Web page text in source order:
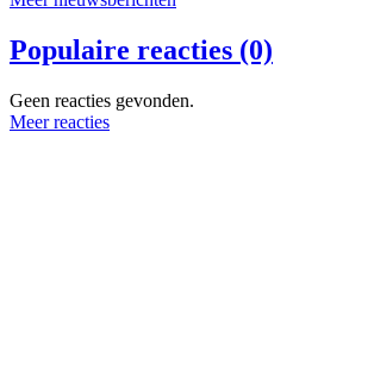
Populaire reacties (0)
Geen reacties gevonden.
Meer reacties